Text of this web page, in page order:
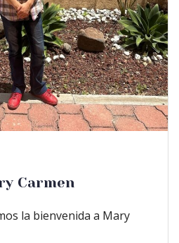
Carmen
la bienvenida a Mary